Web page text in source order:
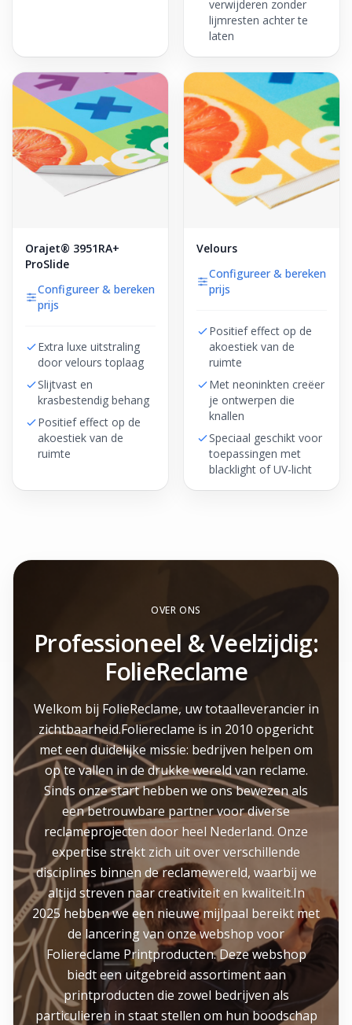
verwijderen zonder
lijmresten achter te
laten
Orajet® 3951RA+
ProSlide
Configureer & bereken
prijs
Extra luxe uitstraling
door velours toplaag
Slijtvast en
krasbestendig behang
Positief effect op de
akoestiek van de
ruimte
Velours
Configureer & bereken
prijs
Positief effect op de
akoestiek van de
ruimte
Met neoninkten creëer
je ontwerpen die
knallen
Speciaal geschikt voor
toepassingen met
blacklight of UV-licht
OVER ONS
Professioneel & Veelzijdig:
FolieReclame
Welkom bij FolieReclame, uw totaalleverancier in
zichtbaarheid.Foliereclame is in 2010 opgericht
met een duidelijke missie: bedrijven helpen om
op te vallen in de drukke wereld van reclame.
Sinds onze start hebben we ons bewezen als
een betrouwbare partner voor diverse
reclameprojecten door heel Nederland. Onze
expertise strekt zich uit over verschillende
disciplines binnen de reclamewereld, waarbij we
altijd streven naar creativiteit en kwaliteit.In
2025 hebben we een nieuwe mijlpaal bereikt met
de lancering van onze webshop voor
Foliereclame Printproducten. Deze webshop
biedt een uitgebreid assortiment aan
printproducten die zowel bedrijven als
particulieren in staat stellen om hun boodschap